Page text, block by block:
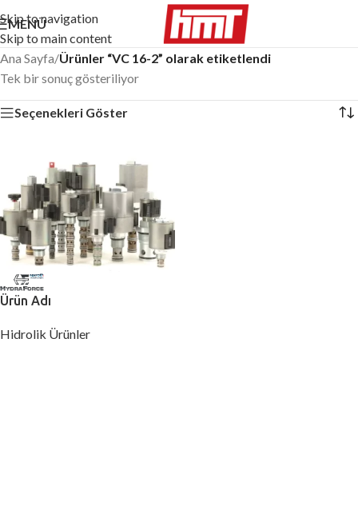
Skip to navigation
Skip to main content
MENÜ
Ana Sayfa/Ürünler “VC 16-2” olarak etiketlendi
Tek bir sonuç gösteriliyor
Seçenekleri Göster
Ürün Adı
Hidrolik Ürünler